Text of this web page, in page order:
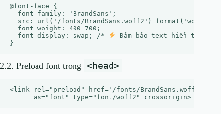
@font-face {
  font-family: 'BrandSans';
  src: url('/fonts/BrandSans.woff2') format('woff2');
  font-weight: 400 700;
  font-display: swap; /*
Đảm bảo text hiển thị
2.2. Preload font trong <head>
<link rel="preload" href="/fonts/BrandSans.woff2"